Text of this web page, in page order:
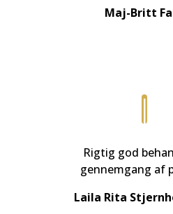
Maj-Britt
Rigtig god
gennemgang af
Laila Rita